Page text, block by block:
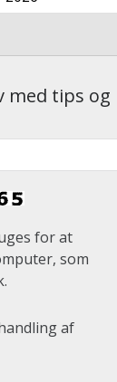
med tips og
for at
som
af